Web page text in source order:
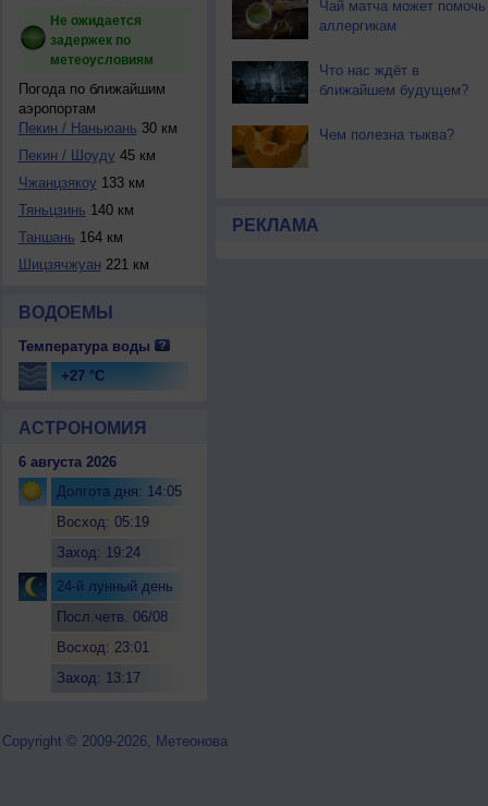
Не ожидается
задержек по
метеоусловиям
Погода по ближайшим
аэропортам
Пекин / Наньюань 30 км
Пекин / Шоуду 45 км
Чжанцзякоу 133 км
Тяньцзинь 140 км
Таншань 164 км
Шицзячжуан 221 км
ВОДОЕМЫ
Температура воды
+27 °C
АСТРОНОМИЯ
6 августа 2026
Долгота дня: 14:05
Восход: 05:19
Заход: 19:24
24-й лунный день
Посл.четв. 06/08
Восход: 23:01
Заход: 13:17
Чай матча может помочь
аллергикам
Что нас ждёт в
ближайшем будущем?
Чем полезна тыква?
РЕКЛАМА
Copyright © 2009-2026, Метеонова